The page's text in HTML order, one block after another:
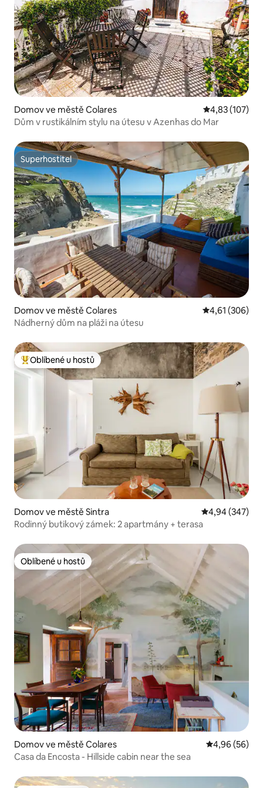
Domov ve městě Colares Průměrné
4,83 (107)
Dům v rustikálním stylu na útesu v Azenhas do Mar
Superhostitel
Superhostitel
Domov ve městě Colares Průměrné
4,61 (306)
Nádherný dům na pláži na útesu
Nejlepší v kategorii Oblíbené u hostů
Oblíbené u hostů
Domov ve městě Sintra Průměrné
4,94 (347)
Rodinný butikový zámek: 2 apartmány + terasa
Oblíbené u hostů
Oblíbené u hostů
Domov ve městě Colares Průměrné
4,96 (56)
Casa da Encosta - Hillside cabin near the sea